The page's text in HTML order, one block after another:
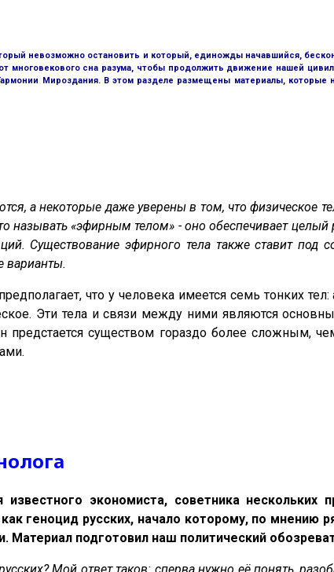
невозможно остановить и который, единожды начавшийся,
многовекового сна разума, чтобы продолжить движение нашей
Мироздания. В этом разделе размещены материалы, которые
a некоторые даже уверены в том, что физическое
называть «эфирным телом» - оно обеспечивает
Существование эфирного тела также ставит
варианты.
что у человека имеется семь тонких
Эти тела и связи между ними являются
предстается существом гораздо более сложным,
экономиста, советника нескольких
геноцид русских, начало которому, по мнению
Материал подготовил наш политический